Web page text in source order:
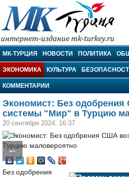
МК-Турция
МК-ТУРЦИЯ НОВОСТИ ПОЛИТИКА
ЭКОНОМИКА КУЛЬТУРА
КОММЕНТАРИИ
Экономист: Без
системы "Мир" в Турцию
20 сентября 2024, 16:37
←
Без одобрения